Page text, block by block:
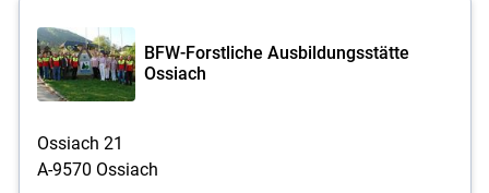
BFW-Forstliche Ausbildungsstätte
Ossiach
Ossiach 21
A-9570 Ossiach